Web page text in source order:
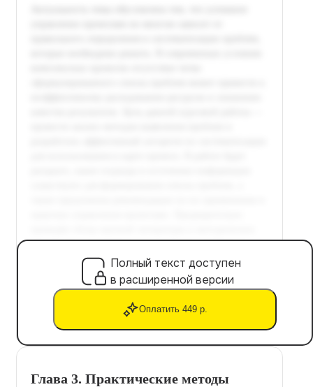
Полный текст доступен
в расширенной версии
Оплатить 449 р.
Глава 3. Практические методы